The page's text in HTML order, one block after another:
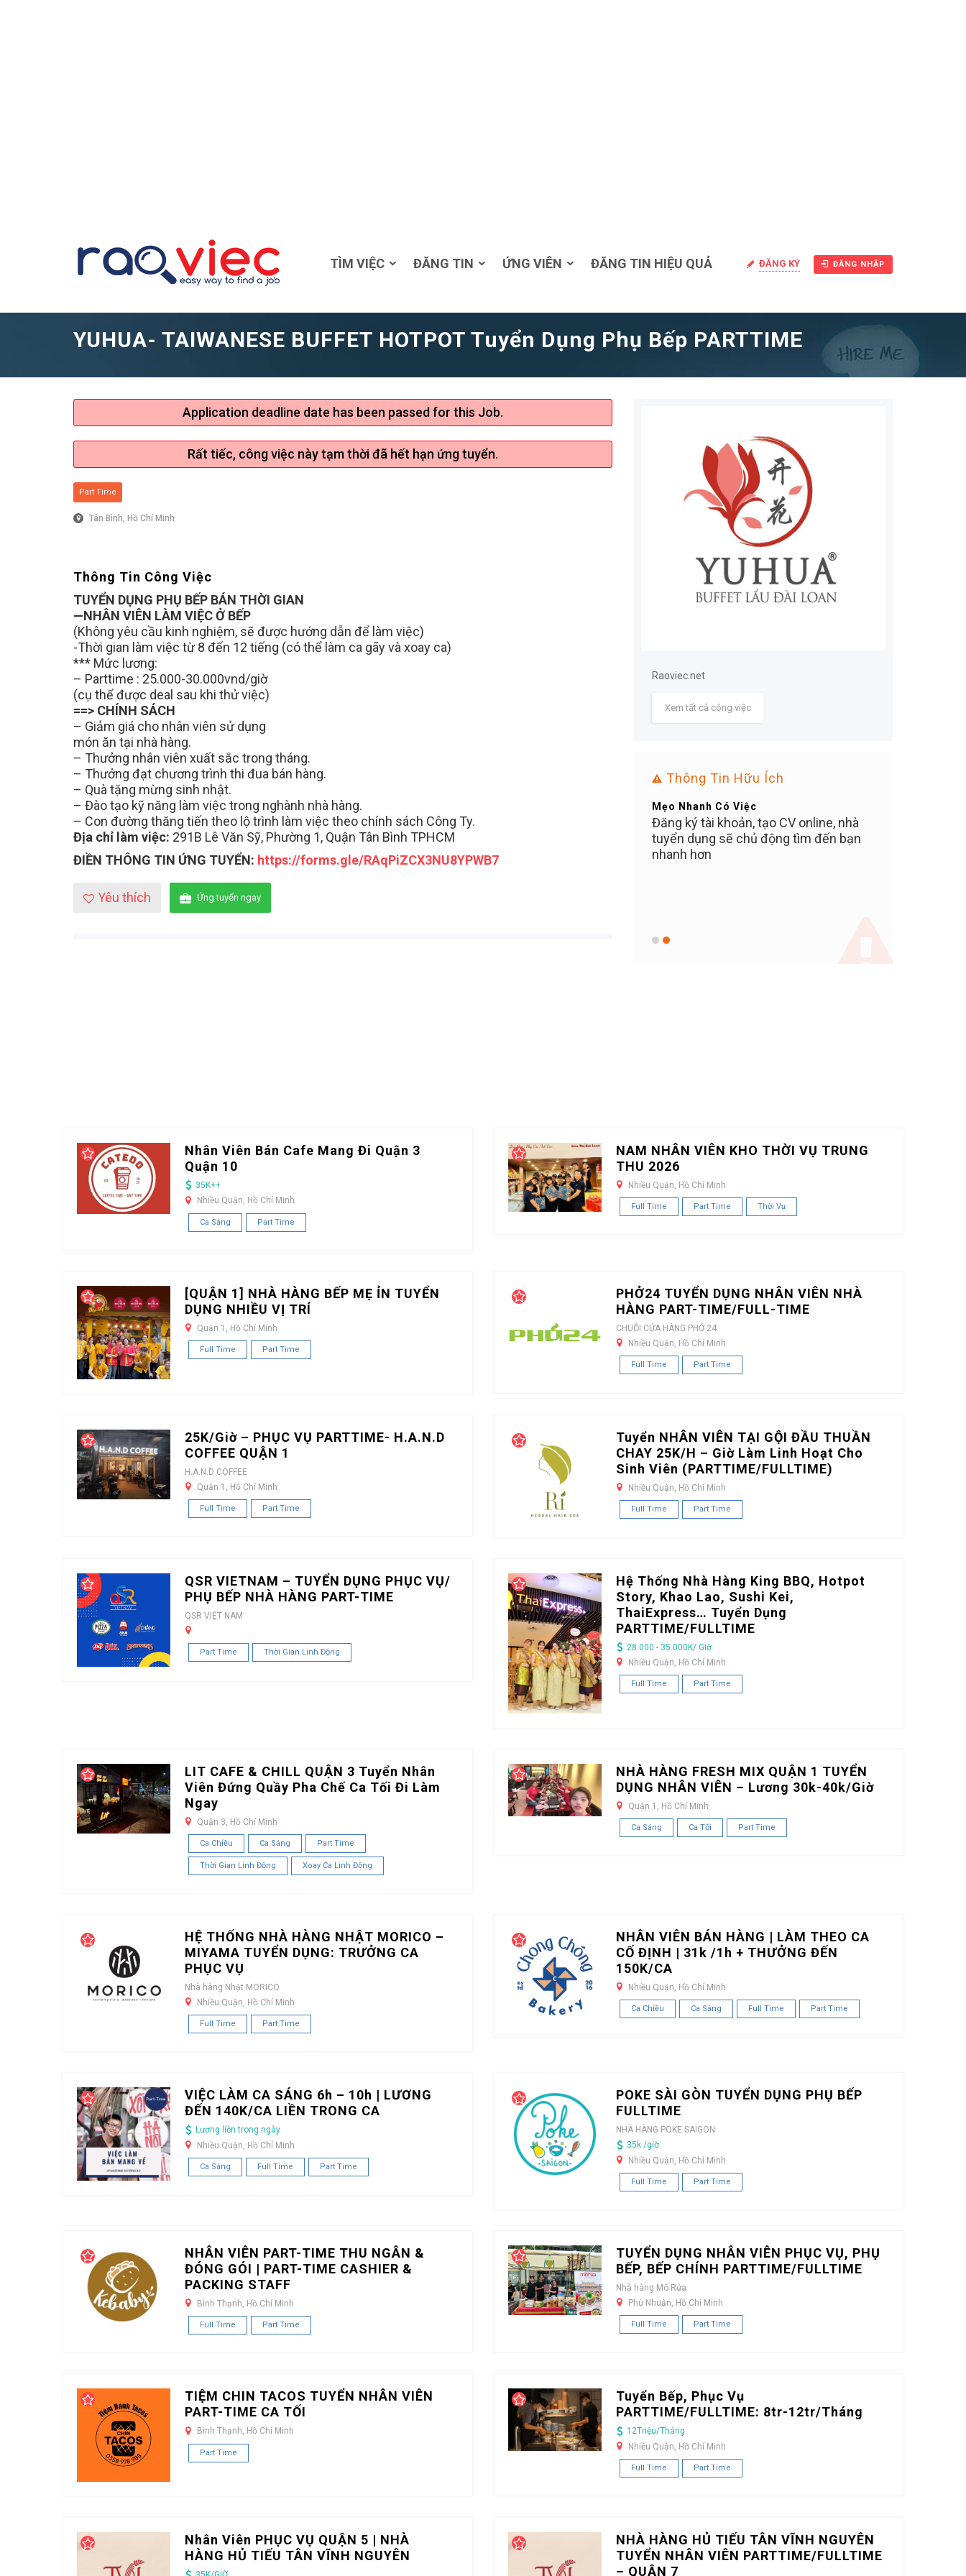
TÌM VIỆC ĐĂNG TIN ỨNG VIÊN ĐĂNG TIN HIỆU QUẢ ĐĂNG KÝ ĐĂNG NHẬP
YUHUA- TAIWANESE BUFFET HOTPOT Tuyển Dụng Phụ Bếp PARTTIME
Application deadline date has been passed for this Job.
Rất tiếc, công việc này tạm thời đã hết hạn ứng tuyển.
Part Time
Tân Bình, Hồ Chí Minh
Thông Tin Công Việc
TUYỂN DỤNG PHỤ BẾP BÁN THỜI GIAN
—NHÂN VIÊN LÀM VIỆC Ở BẾP
(Không yêu cầu kinh nghiệm, sẽ được hướng dẫn để làm việc)
-Thời gian làm việc từ 8 đến 12 tiếng (có thể làm ca gãy và xoay ca)
*** Mức lương:
– Parttime : 25.000-30.000vnd/giờ
(cụ thể được deal sau khi thử việc)
==> CHÍNH SÁCH
– Giảm giá cho nhân viên sử dụng
món ăn tại nhà hàng.
– Thưởng nhân viên xuất sắc trong tháng.
– Thưởng đạt chương trình thi đua bán hàng.
– Quà tặng mừng sinh nhật.
– Đào tạo kỹ năng làm việc trong nghành nhà hàng.
– Con đường thăng tiến theo lộ trình làm việc theo chính sách Công Ty.
Địa chỉ làm việc: 291B Lê Văn Sỹ, Phường 1, Quận Tân Bình TPHCM
ĐIỀN THÔNG TIN ỨNG TUYỂN: https://forms.gle/RAqPiZCX3NU8YPWB7
Yêu thích Ứng tuyển ngay
Raoviec.net
Xem tất cả công việc
Thông Tin Hữu Ích
Mẹo Nhanh Có Việc
Đăng ký tài khoản, tạo CV online, nhà
tuyển dụng sẽ chủ động tìm đến bạn
nhanh hơn
Tuyển dụng tại RAOVIEC là hoàn toàn
MIỄN PHÍ cho ứng viên, vì vậy công ty
nào thu tiền 100% là lừa đảo. RAOVIEC
Mẹo Nhanh Có Việc
Đăng ký tài khoản, tạo CV online, nhà
tuyển dụng sẽ chủ động tìm đến bạn
nhanh hơn
Nhân Viên Bán Cafe Mang Đi Quận 3
Quận 10
35K++
Nhiều Quận, Hồ Chí Minh
Ca Sáng Part Time
NAM NHÂN VIÊN KHO THỜI VỤ TRUNG
THU 2026
Nhiều Quận, Hồ Chí Minh
Full Time Part Time Thời Vụ
[QUẬN 1] NHÀ HÀNG BẾP MẸ ỈN TUYỂN
DỤNG NHIỀU VỊ TRÍ
Quận 1, Hồ Chí Minh
Full Time Part Time
PHỞ24 TUYỂN DỤNG NHÂN VIÊN NHÀ
HÀNG PART-TIME/FULL-TIME
CHUỖI CỬA HÀNG PHỞ 24
Nhiều Quận, Hồ Chí Minh
Full Time Part Time
25K/Giờ – PHỤC VỤ PARTTIME- H.A.N.D
COFFEE QUẬN 1
H.A.N.D COFFEE
Quận 1, Hồ Chí Minh
Full Time Part Time
Tuyển NHÂN VIÊN TẠI GỘI ĐẦU THUẦN
CHAY 25K/H – Giờ Làm Linh Hoạt Cho
Sinh Viên (PARTTIME/FULLTIME)
Nhiều Quận, Hồ Chí Minh
Full Time Part Time
QSR VIETNAM – TUYỂN DỤNG PHỤC VỤ/
PHỤ BẾP NHÀ HÀNG PART-TIME
QSR VIỆT NAM
Part Time Thời Gian Linh Động
Hệ Thống Nhà Hàng King BBQ, Hotpot
Story, Khao Lao, Sushi Kei,
ThaiExpress… Tuyển Dụng
PARTTIME/FULLTIME
28.000 - 35.000K/ Giờ
Nhiều Quận, Hồ Chí Minh
Full Time Part Time
LIT CAFE & CHILL QUẬN 3 Tuyển Nhân
Viên Đứng Quầy Pha Chế Ca Tối Đi Làm
Ngay
Quận 3, Hồ Chí Minh
Ca Chiều Ca Sáng Part Time
Thời Gian Linh Động Xoay Ca Linh Động
NHÀ HÀNG FRESH MIX QUẬN 1 TUYỂN
DỤNG NHÂN VIÊN – Lương 30k-40k/Giờ
Quận 1, Hồ Chí Minh
Ca Sáng Ca Tối Part Time
HỆ THỐNG NHÀ HÀNG NHẬT MORICO –
MIYAMA TUYỂN DỤNG: TRƯỞNG CA
PHỤC VỤ
Nhà hàng Nhật MORICO
Nhiều Quận, Hồ Chí Minh
Full Time Part Time
NHÂN VIÊN BÁN HÀNG | LÀM THEO CA
CỐ ĐỊNH | 31k /1h + THƯỞNG ĐẾN
150K/CA
Nhiều Quận, Hồ Chí Minh
Ca Chiều Ca Sáng Full Time Part Time
VIỆC LÀM CA SÁNG 6h – 10h | LƯƠNG
ĐẾN 140K/CA LIỀN TRONG CA
Lương liền trong ngày
Nhiều Quận, Hồ Chí Minh
Ca Sáng Full Time Part Time
POKE SÀI GÒN TUYỂN DỤNG PHỤ BẾP
FULLTIME
NHÀ HÀNG POKE SAIGON
35k /giờ
Nhiều Quận, Hồ Chí Minh
Full Time Part Time
NHÂN VIÊN PART-TIME THU NGÂN &
ĐÓNG GÓI | PART-TIME CASHIER &
PACKING STAFF
Bình Thạnh, Hồ Chí Minh
Full Time Part Time
TUYỂN DỤNG NHÂN VIÊN PHỤC VỤ, PHỤ
BẾP, BẾP CHÍNH PARTTIME/FULLTIME
Nhà hàng Mô Rứa
Phú Nhuận, Hồ Chí Minh
Full Time Part Time
TIỆM CHIN TACOS TUYỂN NHÂN VIÊN
PART-TIME CA TỐI
Bình Thạnh, Hồ Chí Minh
Part Time
Tuyển Bếp, Phục Vụ
PARTTIME/FULLTIME: 8tr-12tr/Tháng
12Triệu/Tháng
Nhiều Quận, Hồ Chí Minh
Full Time Part Time
Nhân Viên PHỤC VỤ QUẬN 5 | NHÀ
HÀNG HỦ TIẾU TÂN VĨNH NGUYÊN
NHÀ HÀNG HỦ TIẾU TÂN VĨNH NGUYÊN
TUYỂN NHÂN VIÊN PARTTIME/FULLTIME
– QUẬN 7